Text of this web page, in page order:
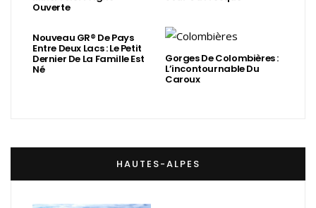
Ouverte
Nouveau GR® De Pays
Entre Deux Lacs : Le Petit
Dernier De La Famille Est
Né
Gorges De Colombières :
L’incontournable Du
Caroux
HAUTES-ALPES